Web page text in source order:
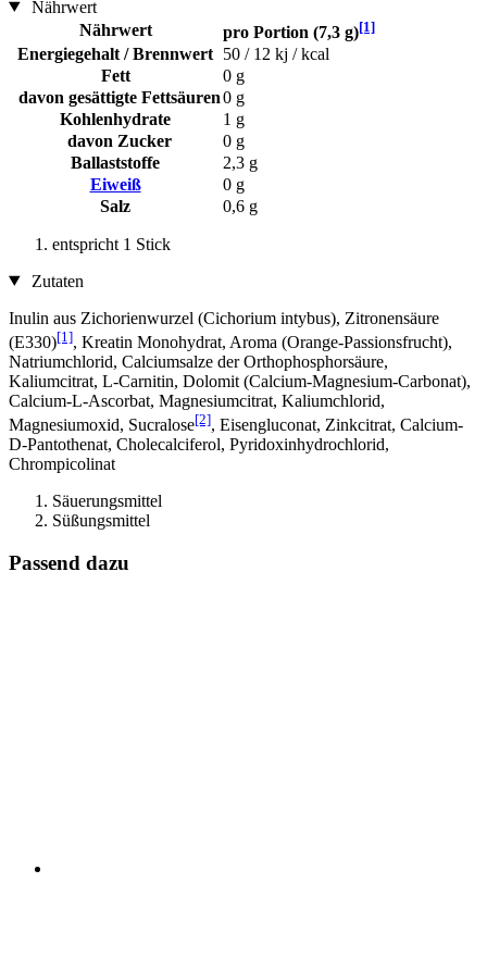
Nährwert
Nährwert
pro Portion (7,3 g)[1]
Energiegehalt / Brennwert 50 / 12 kj / kcal
Fett
0 g
davon gesättigte Fettsäuren0 g
Kohlenhydrate
1 g
davon Zucker
0 g
Ballaststoffe
2,3 g
Eiweiß
0 g
Salz
0,6 g
entspricht 1 Stick
Zutaten
Inulin aus Zichorienwurzel (Cichorium intybus), Zitronensäure
(E330)[1], Kreatin Monohydrat, Aroma (Orange-Passionsfrucht),
Natriumchlorid, Calciumsalze der Orthophosphorsäure,
Kaliumcitrat, L-Carnitin, Dolomit (Calcium-Magnesium-Carbonat),
Calcium-L-Ascorbat, Magnesiumcitrat, Kaliumchlorid,
Magnesiumoxid, Sucralose[2], Eisengluconat, Zinkcitrat, Calcium-
D-Pantothenat, Cholecalciferol, Pyridoxinhydrochlorid,
Chrompicolinat
Säuerungsmittel
Süßungsmittel
Passend dazu